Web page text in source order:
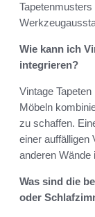
Wie kann ich
integrieren?
Vintage
Möbeln
zu schaffen.
einer auffälligen
anderen Wände
Was sind die
oder